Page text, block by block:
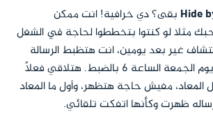
Hide بقى؟ دي خرافية! انت ممكن
مثلا لو كنتوا بتخططوا لحاجة في الشغل
غير بعد يومين، انت هتظبط الرسالة
إنها ماتتفكش غير يوم الجمعة الساعة 6 بالضبط. هتلاقي فعلًا
المعاد، مفيش حاجة هتظهر، وأول ما المعاد
ظهرت وكأنها اتفكت تلقائي.